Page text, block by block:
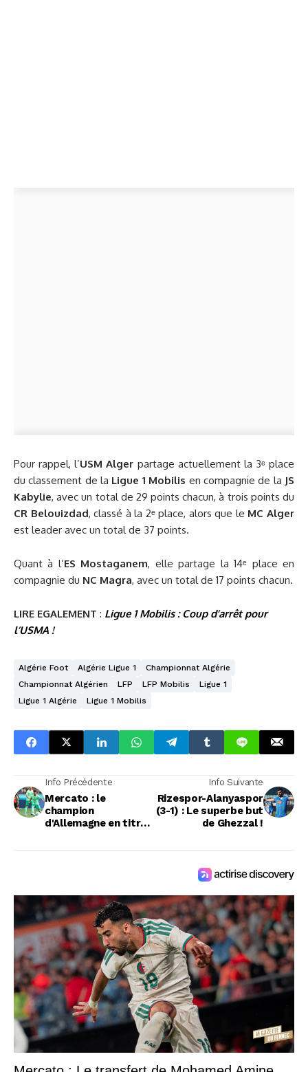
Pour rappel, l’USM Alger partage actuellement la 3ᵉ place
du classement de la Ligue 1 Mobilis en compagnie de la JS
Kabylie, avec un total de 29 points chacun, à trois points du
CR Belouizdad, classé à la 2ᵉ place, alors que le MC Alger
est leader avec un total de 37 points.
Quant à l’ES Mostaganem, elle partage la 14ᵉ place en
compagnie du NC Magra, avec un total de 17 points chacun.
LIRE EGALEMENT : Ligue 1 Mobilis : Coup d’arrêt pour
l’USMA !
Algérie Foot Algérie Ligue 1
Championnat Algérie
Championnat Algérien
LFP LFP Mobilis
Ligue 1
Ligue 1 Algérie
Ligue 1 Mobilis
Info Précédente
Mercato : le
champion
d'Allemagne en titre
Info Suivante
Rizespor-Alanyaspor
(3-1) : Le superbe but
de Ghezzal !